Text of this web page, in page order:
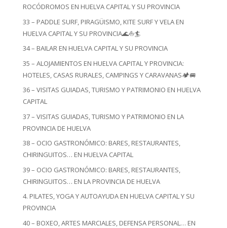
ROCÓDROMOS EN HUELVA CAPITAL Y SU PROVINCIA
33 – PADDLE SURF, PIRAGÜISMO, KITE SURF Y VELA EN
HUELVA CAPITAL Y SU PROVINCIA🌊⛵🏄
34 – BAILAR EN HUELVA CAPITAL Y SU PROVINCIA
35 – ALOJAMIENTOS EN HUELVA CAPITAL Y PROVINCIA:
HOTELES, CASAS RURALES, CAMPINGS Y CARAVANAS🏕️🚐
36 – VISITAS GUIADAS, TURISMO Y PATRIMONIO EN HUELVA
CAPITAL
37 – VISITAS GUIADAS, TURISMO Y PATRIMONIO EN LA
PROVINCIA DE HUELVA
38 – OCIO GASTRONÓMICO: BARES, RESTAURANTES,
CHIRINGUITOS… EN HUELVA CAPITAL
39 – OCIO GASTRONÓMICO: BARES, RESTAURANTES,
CHIRINGUITOS… EN LA PROVINCIA DE HUELVA
4. PILATES, YOGA Y AUTOAYUDA EN HUELVA CAPITAL Y SU
PROVINCIA
40 – BOXEO, ARTES MARCIALES, DEFENSA PERSONAL… EN